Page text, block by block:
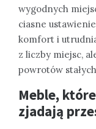
wygodnych
ciasne
komfort i
z liczby miejsc,
powrotów
Meble,
zjadają